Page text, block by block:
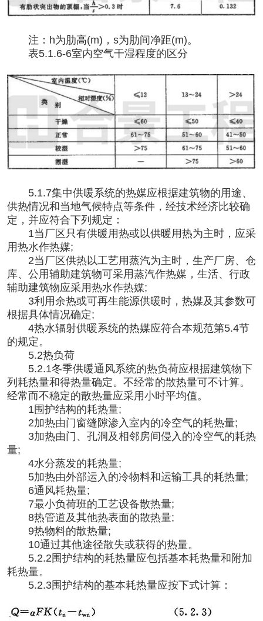
注： h为肋高(m)，s为肋间净距(m)。
表5.1.6-6室内空气干湿程度的区分
5.1.7集中供暖系统的热媒应根据建筑物的用途、
供热情况和当地气候特点等条件，经技术经济比较确
定，并应符合下列规定：
1当厂区只有供暖用热或以供暖用热为主时，应采
用热水作热媒;
2当厂区供热以工艺用蒸汽为主时，生产厂房、仓
库、公用辅助建筑物可采用蒸汽作热媒，生活、行政
辅助建筑物应采用热水作热媒;
3利用余热或可再生能源供暖时，热媒及其参数可
根据具体情况确定;
4热水辐射供暖系统的热媒应符合本规范第5.4节
的规定。
5.2热负荷
5.2.1冬季供暖通风系统的热负荷应根据建筑物下
列耗热量和得热量确定。不经常的散热量可不计算。
经常而不稳定的散热量应采用小时平均值。
1围护结构的耗热量;
2加热由门窗缝隙渗入室内的冷空气的耗热量;
3加热由门、孔洞及相邻房间侵入的冷空气的耗热
量;
4水分蒸发的耗热量;
5加热由外部运入的冷物料和运输工具的耗热量;
6通风耗热量;
7最小负荷班的工艺设备散热量;
8热管道及其他热表面的散热量;
9热物料的散热量;
10通过其他途径散失或获得的热量。
5.2.2围护结构的耗热量应包括基本耗热量和附加
耗热量。
5.2.3围护结构的基本耗热量应按下式计算：